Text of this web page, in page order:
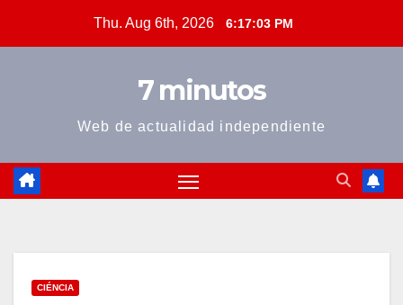
Thu. Aug 6th, 2026 6:17:04 PM
7 minutos
Web de actualidad independiente
CIÉNCIA